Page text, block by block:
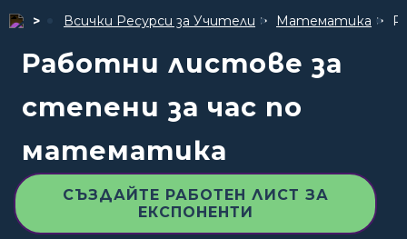
Всички Ресурси за Учители Математика
Работни листове за
степени за час по
математика
СЪЗДАЙТЕ РАБОТЕН ЛИСТ ЗА
ЕКСПОНЕНТИ